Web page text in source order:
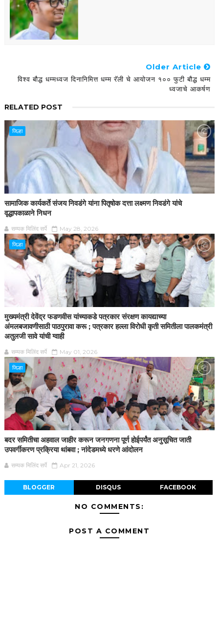
Older Article
विश्व बौद्ध धम्मध्वज दिनानिमित्त धम्म रॅली चे आयोजन १०० फुटी बौद्ध धम्म
ध्वजाचे आकर्षण
RELATED POST
जिल्हा
सामाजिक कार्यकर्ते संजय निवडंगे यांना पितृषोक दत्ता लक्ष्मण निवडंगे यांचे
वृद्धापकाळाने निधन
सम्यक मिलिंद सर्पे May 28, 2026
जिल्हा
मुख्यमंत्री देवेंद्र फडणवीस यांच्याकडे पत्रकार संरक्षण कायद्याच्या
अंमलबजावणीसाठी पाठपुरावा करू ; पत्रकार हल्ला विरोधी कृती समितीला पालकमंत्री
अतुलजी सावे यांची ग्वाही
सम्यक मिलिंद सर्पे May 01, 2026
जिल्हा
बदर समितीचा अहवाल जाहीर करून जनगणना पूर्ण होईपर्यंत अनुसूचित जाती
उपवर्गीकरण प्रक्रिया थांबवा ; नांदेडमध्ये धरणे आंदोलन
सम्यक मिलिंद सर्पे Apr 21, 2026
BLOGGER DISQUS FACEBOOK
NO COMMENTS:
POST A COMMENT